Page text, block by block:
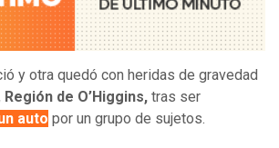
y otra quedó con heridas de gravedad
Región de O’Higgins, tras ser
auto por un grupo de sujetos.